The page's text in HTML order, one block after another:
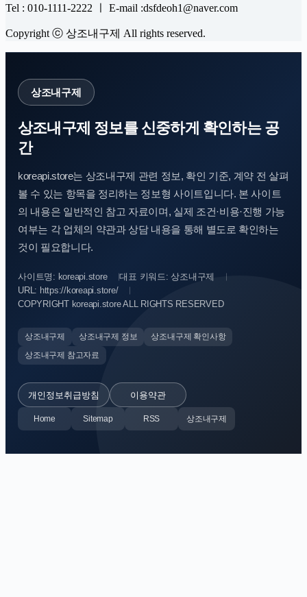
Tel : 010-1111-2222 ㅣ E-mail :dsfdeoh1@naver.com
Copyright ⓒ 상조내구제 All rights reserved.
상조내구제
상조내구제 정보를 신중하게 확인하는 공
간
koreapi.store는 상조내구제 관련 정보, 확인 기준, 계약 전 살펴
볼 수 있는 항목을 정리하는 정보형 사이트입니다. 본 사이트
의 내용은 일반적인 참고 자료이며, 실제 조건·비용·진행 가능
여부는 각 업체의 약관과 상담 내용을 통해 별도로 확인하는
것이 필요합니다.
사이트명: koreapi.store
대표 키워드: 상조내구제
URL: https://koreapi.store/
COPYRIGHT koreapi.store ALL RIGHTS RESERVED
상조내구제 상조내구제 정보
상조내구제 확인사항
상조내구제 참고자료
개인정보취급방침 이용약관
Home Sitemap RSS 상조내구제